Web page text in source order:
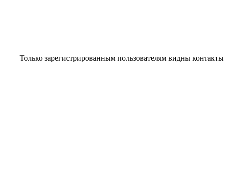
Только зарегистрированным пользователям видны контакты